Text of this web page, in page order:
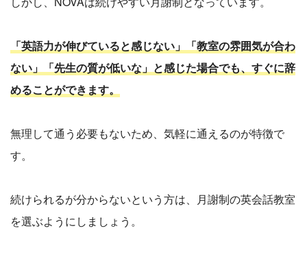
「英語力が伸びていると感じない」「教室の雰囲気が合わ
ない」「先生の質が低いな」と感じた場合でも、すぐに辞
めることができます。
無理して通う必要もないため、気軽に通えるのが特徴で
す。
続けられるが分からないという方は、月謝制の英会話教室
を選ぶようにしましょう。